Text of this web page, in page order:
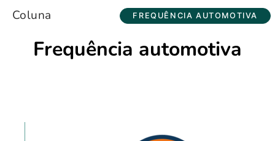
Coluna FREQUÊNCIA AUTOMOTIVA
Frequência automotiva